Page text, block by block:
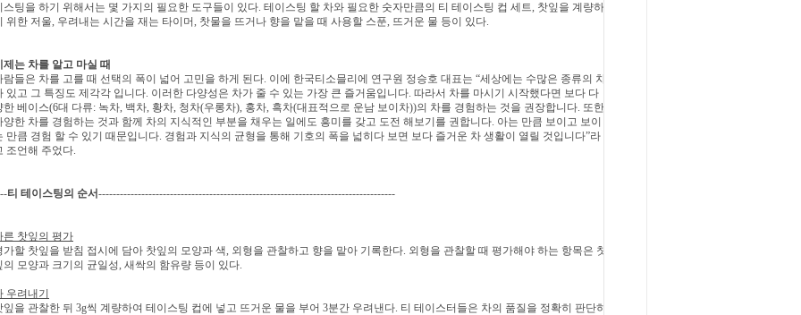
스팅을 하기 위해서는 몇 가지의 필요한 도구들이 있다. 테이스팅 할 차와 필요한 숫자만큼의 티 테이스팅 컵 세트, 찻잎을 계량하
위한 저울, 우려내는 시간을 재는 타이머, 찻물을 뜨거나 향을 맡을 때 사용할 스푼, 뜨거운 물 등이 있다.
제는 차를 알고 마실 때
람들은 차를 고를 때 선택의 폭이 넓어 고민을 하게 된다. 이에 한국티소믈리에 연구원 정승호 대표는 “세상에는 수많은 종류의 차
있고 그 특징도 제각각 입니다. 이러한 다양성은 차가 줄 수 있는 가장 큰 즐거움입니다. 따라서 차를 마시기 시작했다면 보다 다
한 베이스(6대 다류: 녹차, 백차, 황차, 청차(우롱차), 홍차, 흑차(대표적으로 운남 보이차))의 차를 경험하는 것을 권장합니다. 또한
양한 차를 경험하는 것과 함께 차의 지식적인 부분을 채우는 일에도 흥미를 갖고 도전 해 보기를 권합니다. 아는 만큼 보이고 보이
만큼 경험 할 수 있기 때문입니다. 경험과 지식의 균형을 통해 기호의 폭을 넓히다 보면 보다 즐거운 차 생활이 열릴 것입니다”라
조언해 주었다.
티 테이스팅의 순서-----------------------------------------------------------------------------------
른 찻잎의 평가
가할 찻잎을 받침 접시에 담아 찻잎의 모양과 색, 외형을 관찰하고 향을 맡아 기록한다. 외형을 관찰할 때 평가해야 하는 항목은 찻
의 모양과 크기의 균일성, 새싹의 함유량 등이 있다.
우려내기
잎을 관찰한 뒤 3g씩 계량하여 테이스팅 컵에 넣고 뜨거운 물을 부어 3분간 우려낸다. 티 테이스터들은 차의 품질을 정확히 판단하